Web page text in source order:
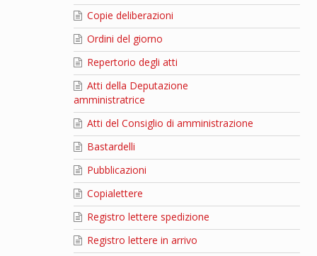
Copie deliberazioni
Ordini del giorno
Repertorio degli atti
Atti della Deputazione
amministratrice
Atti del Consiglio di amministrazione
Bastardelli
Pubblicazioni
Copialettere
Registro lettere spedizione
Registro lettere in arrivo